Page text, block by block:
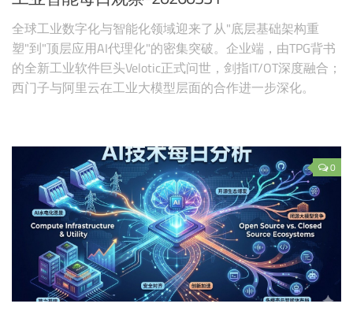
全球工业数字化与智能化领域迎来了从"底层基础架构重
塑"到"顶层应用AI代理化"的密集突破。企业端，由TPG背书
的全新工业软件巨头Velotic正式问世，剑指IT/OT深度融合；
西门子与阿里云在工业大模型层面的合作进一步深化。
0